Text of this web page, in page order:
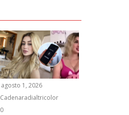
agosto 1, 2026
Cadenaradialtricolor
0